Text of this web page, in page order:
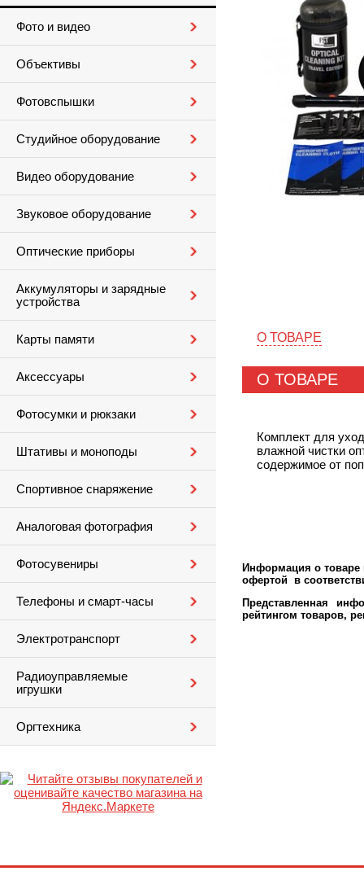
Фото и видео
Объективы
Фотовспышки
Студийное оборудование
Видео оборудование
Звуковое оборудование
Оптические приборы
Аккумуляторы и зарядные
устройства
Карты памяти
Аксессуары
Фотосумки и рюкзаки
Штативы и моноподы
Спортивное снаряжение
Аналоговая фотография
Фотосувениры
Телефоны и смарт-часы
Электротранспорт
Радиоуправляемые
игрушки
Оргтехника
О ТОВАРЕ
О ТОВАРЕ
Комплект для
влажной чистки
содержимое от
Информация о товаре
офертой в
Представленная
рейтингом товаров,